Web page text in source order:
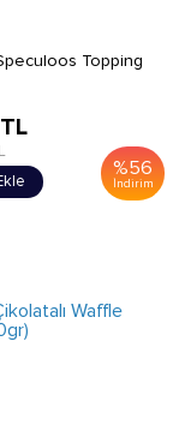
Topping
%56
İndirim
TL